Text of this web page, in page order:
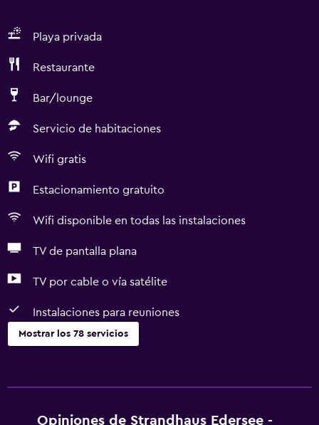
Playa privada
Restaurante
Bar/lounge
Servicio de habitaciones
Wifi gratis
Estacionamiento gratuito
Wifi disponible en todas las instalaciones
TV de pantalla plana
TV por cable o vía satélite
Instalaciones para reuniones
Mostrar los 78 servicios
Senderismo
Opiniones de Strandhaus Edersee -